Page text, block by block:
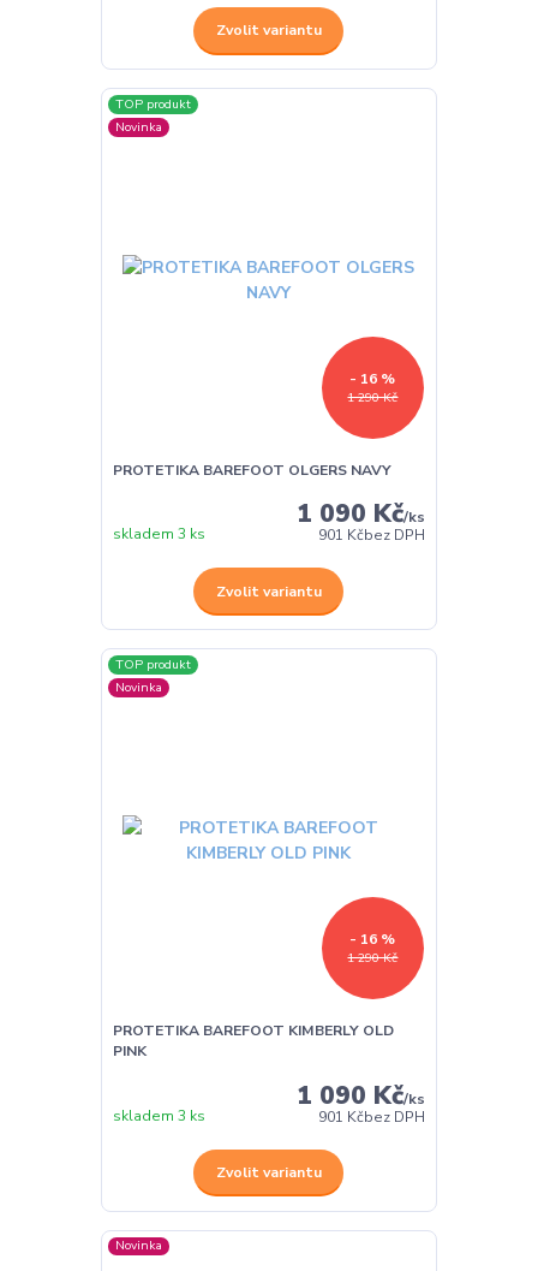
Zvolit variantu
TOP produkt
Novinka
1 290 Kč
- 16 %
PROTETIKA BAREFOOT OLGERS NAVY
1 090 Kč/ks
901 Kčbez DPH
skladem 3 ks
Zvolit variantu
TOP produkt
Novinka
1 290 Kč
- 16 %
PROTETIKA BAREFOOT KIMBERLY OLD
PINK
1 090 Kč/ks
901 Kčbez DPH
skladem 3 ks
Zvolit variantu
Novinka